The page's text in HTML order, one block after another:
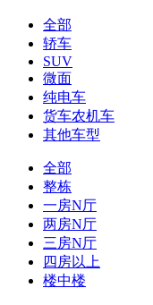
全部
轿车
SUV
微面
纯电车
货车农机车
其他车型
全部
整栋
一房N厅
两房N厅
三房N厅
四房以上
楼中楼